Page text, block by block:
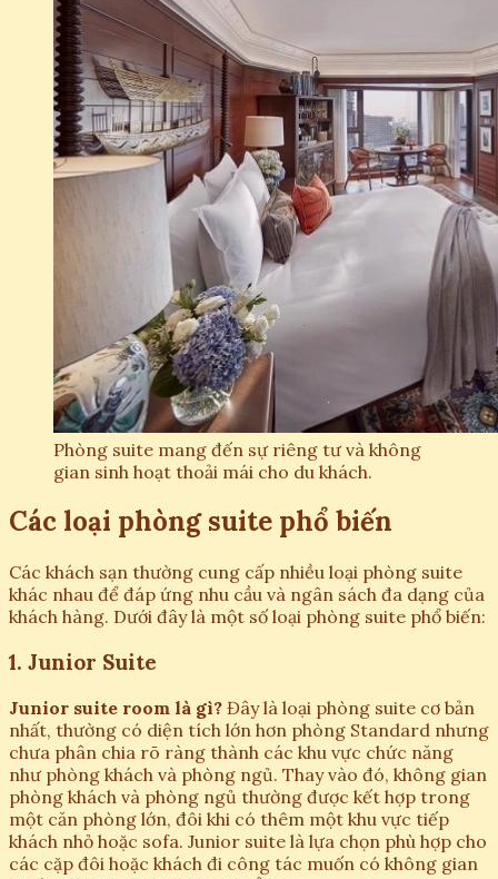
Phòng suite mang đến sự riêng tư và không
gian sinh hoạt thoải mái cho du khách.
Các loại phòng suite phổ biến
Các khách sạn thường cung cấp nhiều loại phòng suite
khác nhau để đáp ứng nhu cầu và ngân sách đa dạng của
khách hàng. Dưới đây là một số loại phòng suite phổ biến:
1. Junior Suite
Junior suite room là gì? Đây là loại phòng suite cơ bản
nhất, thường có diện tích lớn hơn phòng Standard nhưng
chưa phân chia rõ ràng thành các khu vực chức năng
như phòng khách và phòng ngủ. Thay vào đó, không gian
phòng khách và phòng ngủ thường được kết hợp trong
một căn phòng lớn, đôi khi có thêm một khu vực tiếp
khách nhỏ hoặc sofa. Junior suite là lựa chọn phù hợp cho
các cặp đôi hoặc khách đi công tác muốn có không gian